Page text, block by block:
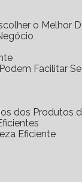
o Melhor
Facilitar
dos Produtos
Eficiente